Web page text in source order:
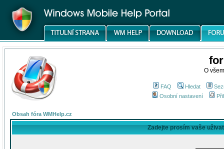
O
FAQ Hledat
Osobní nastavení
Obsah fóra WMHelp.cz
Zadejte prosím vaše